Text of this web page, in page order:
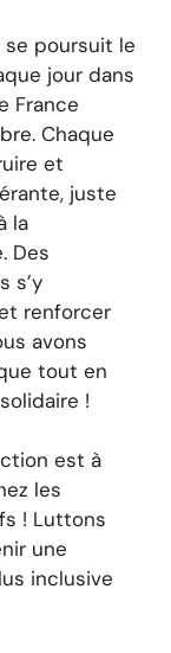
poursuit le
jour dans
France
Chaque
et
juste
la
Des
s’y
renforcer
avons
tout en
!
est à
les
! Luttons
une
inclusive